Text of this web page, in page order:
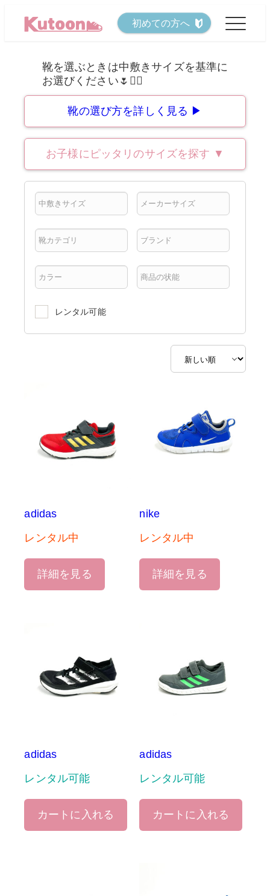
初めての方へ
靴の選び方を詳しく見る ▶
お子様にピッタリのサイズを探す ▼
レンタル可能
adidas
レンタル中
詳細を見る
nike
レンタル中
詳細を見る
adidas
レンタル可能
カートに入れる
adidas
レンタル可能
カートに入れる